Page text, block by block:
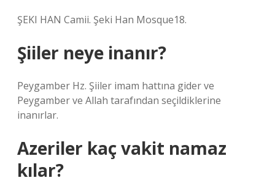
ŞEKI HAN Camii. Şeki Han Mosque18.
Şiiler neye inanır?
Peygamber Hz. Şiiler imam hattına gider ve
Peygamber ve Allah tarafından seçildiklerine
inanırlar.
Azeriler kaç vakit namaz
kılar?